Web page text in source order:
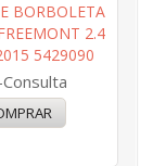
BORBOLETA
2.4
5429090